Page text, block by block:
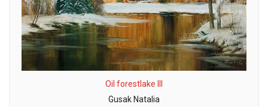
Oil forestlake III
Gusak Natalia